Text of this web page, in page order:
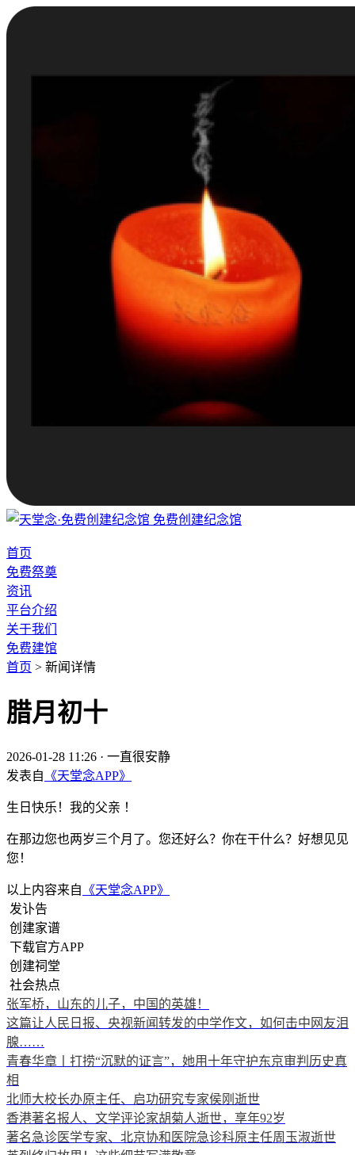
免费创建纪念馆
首页
免费祭奠
资讯
平台介绍
关于我们
免费建馆
首页 > 新闻详情
腊月初十
2026-01-28 11:26 · 一直很安静
发表自 《天堂念APP》
生日快乐！我的父亲 ！
在那边您也两岁三个月了。您还好么？你在干什么？好想见见
您！
以上内容来自 《天堂念APP》
发讣告
创建家谱
下载官方APP
创建祠堂
社会热点
张军桥，山东的儿子，中国的英雄！
这篇让人民日报、央视新闻转发的中学作文，如何击中网友泪
腺……
青春华章丨打捞“沉默的证言”，她用十年守护东京审判历史真
相
北师大校长办原主任、启功研究专家侯刚逝世
香港著名报人、文学评论家胡菊人逝世，享年92岁
著名急诊医学专家、北京协和医院急诊科原主任周玉淑逝世